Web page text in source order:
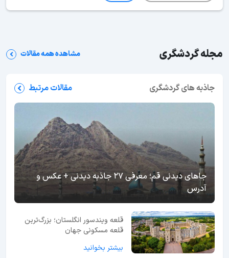
مجله گردشگری مشاهده همه مقالات
جاذبه های گردشگری مقالات مرتبط
جاهای دیدنی قم؛ معرفی 27 جاذبه دیدنی + عکس و
آدرس
قلعه ویندسور انگلستان؛ بزرگ‌ترین
قلعه مسکونی جهان
بیشتر بخوانید